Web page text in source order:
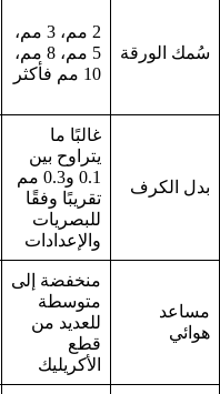
سُمك الورقة
2 مم، 3 مم،
5 مم، 8 مم،
10 مم فأكثر
بدل الكرف
غالبًا ما
يتراوح بين
0.1 و0.3 مم
تقريبًا وفقًا
للبصريات
والإعدادات
مساعد
هوائي
منخفضة إلى
متوسطة
للعديد من
قطع
الأكريليك